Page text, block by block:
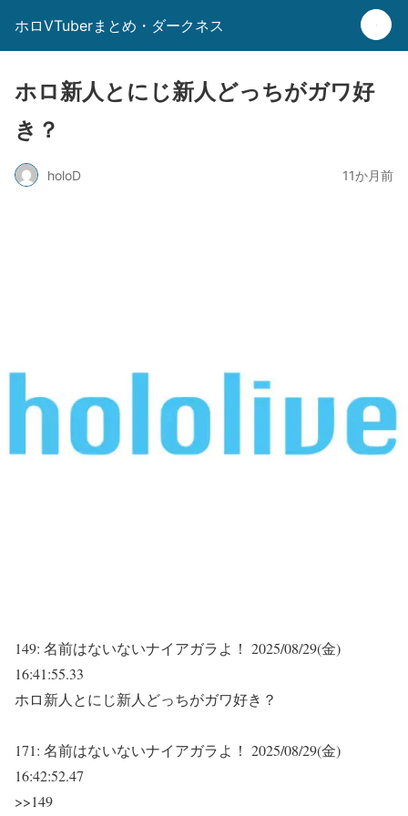
ホロVTuberまとめ・ダークネス
ホロ新人とにじ新人どっちがガワ好
き？
holoD 11か月前
149: 名前はないないナイアガラよ！ 2025/08/29(金)
16:41:55.33
ホロ新人とにじ新人どっちがガワ好き？
171: 名前はないないナイアガラよ！ 2025/08/29(金)
16:42:52.47
>>149